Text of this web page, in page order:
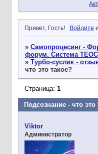
Привет, Гость! Войдите
» Самопроцесинг -
форум. Система
» Турбо-суслик -
что это такое?
Подсознание - что это
Страница: 1
Viktor
Администратор